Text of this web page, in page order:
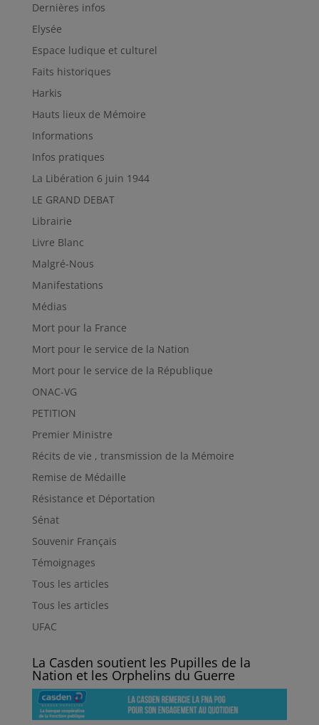
Dernières infos
Elysée
Espace ludique et culturel
Faits historiques
Harkis
Hauts lieux de Mémoire
Informations
Infos pratiques
La Libération 6 juin 1944
LE GRAND DEBAT
Librairie
Livre Blanc
Malgré-Nous
Manifestations
Médias
Mort pour la France
Mort pour le service de la Nation
Mort pour le service de la République
ONAC-VG
PETITION
Premier Ministre
Récits de vie , transmission de la Mémoire
Remise de Médaille
Résistance et Déportation
Sénat
Souvenir Français
Témoignages
Tous les articles
Tous les articles
UFAC
La Casden soutient les Pupilles de la
Nation et les Orphelins du Guerre